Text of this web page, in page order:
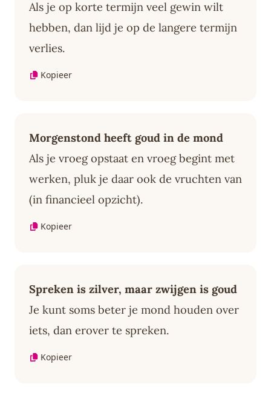
Als je op korte termijn veel gewin wilt
hebben, dan lijd je op de langere termijn
verlies.
Kopieer
Morgenstond heeft goud in de mond
Als je vroeg opstaat en vroeg begint met
werken, pluk je daar ook de vruchten van
(in financieel opzicht).
Kopieer
Spreken is zilver, maar zwijgen is goud
Je kunt soms beter je mond houden over
iets, dan erover te spreken.
Kopieer